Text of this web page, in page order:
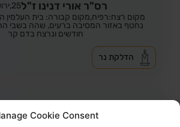
Cookie Consent
רס"ר אורי דנינו ז"ל25,
מקום רצח:רפיח,מקום קבורה: בית העלמין
חודשים ונרצח בדם קר
הדלקת נר